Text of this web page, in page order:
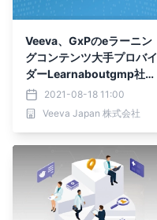
Veeva、GxPのeラーニン
グコンテンツ大手プロバイ
ダーLearnaboutgmp社を
買収2021-08-18 11:00
Veeva Japan 株式会社